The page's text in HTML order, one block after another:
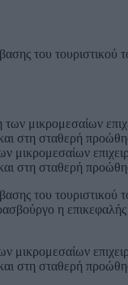
του τουριστικού
στη σταθερή
του τουριστικού
η
στη σταθερή